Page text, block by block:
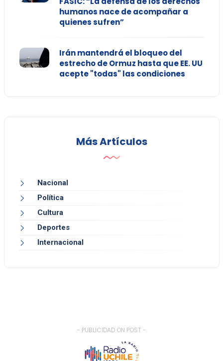
humanos nace de acompañar a
quienes sufren”
Irán mantendrá el bloqueo del
estrecho de Ormuz hasta que EE. UU
acepte "todas" las condiciones
Más Artículos
Nacional
Política
Cultura
Deportes
Internacional
- PUBLICIDAD ON POST -